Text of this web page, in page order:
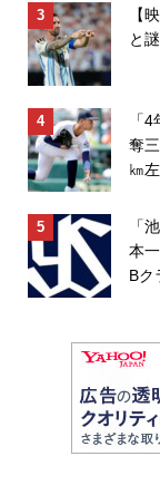
【
と
「
奪
㎞
「
本
Bク